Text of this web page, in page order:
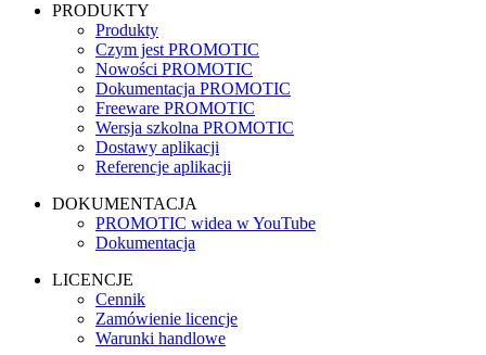
PRODUKTY
Produkty
Czym jest PROMOTIC
Nowości PROMOTIC
Dokumentacja PROMOTIC
Freeware PROMOTIC
Wersja szkolna PROMOTIC
Dostawy aplikacji
Referencje aplikacji
DOKUMENTACJA
PROMOTIC widea w YouTube
Dokumentacja
LICENCJE
Cennik
Zamówienie licencje
Warunki handlowe